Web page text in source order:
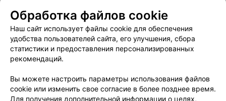
Вакансии
Публичный договор
Способы оплаты
Публичный договор по использованию сервиса
«Афиша»
Пользовательское соглашение
Связаться по вопросам сотрудничества
Написать руководителю relax.by
Обработка файлов cookie
Наш сайт использует файлы cookie для обеспечения
удобства пользователей сайта, его улучшения, сбора
статистики и предоставления персонализированных
рекомендаций.
Вы можете настроить параметры использования файлов
cookie или изменить свое согласие в более позднее время.
Для получения дополнительной информации о целях,